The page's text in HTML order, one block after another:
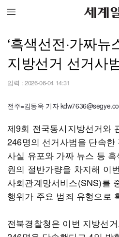
‘흑색선전·가짜
지방선거 선거사
입력 : 2026-06-04 14:31
전주=김동욱 기자
제9회 전국동시지방선거와
246명의 선거사범을 단속한
사실 유포와 가짜 뉴스 등
원의 절반가량을 차지해 이
사회관계망서비스(SNS)를
행위가 주요 범죄 유형으로
전북경찰청은 이번 지방선